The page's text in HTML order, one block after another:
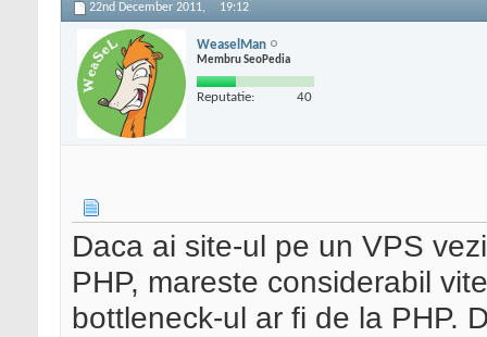
22nd December 2011, 19:12
WeaselMan
Membru SeoPedia
Reputatie: 40
Daca ai site-ul pe un VPS
PHP, mareste considerabil
bottleneck-ul ar fi de la PHP.